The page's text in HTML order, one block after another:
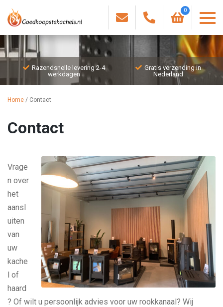
0
Razendsnelle levering 2-4
werkdagen
Gratis verzending in
Nederland
Home / Contact
Contact
Vrage
n over
het
aansl
uiten
van
uw
kache
l of
haard
? Of wilt u persoonlijk advies voor uw rookkanaal? Wij